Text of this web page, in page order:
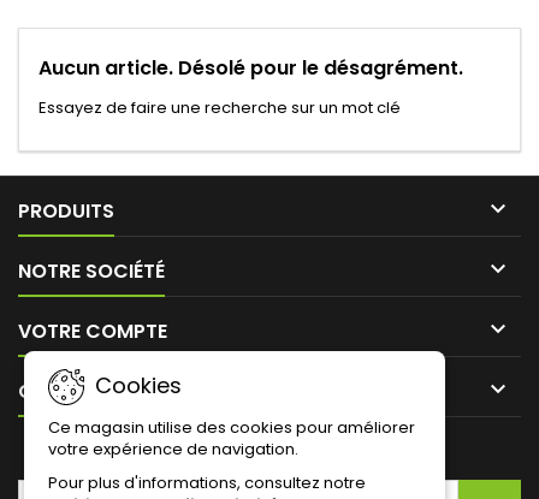
Aucun article. Désolé pour le désagrément.
Essayez de faire une recherche sur un mot clé
PRODUITS 
NOTRE SOCIÉTÉ 
VOTRE COMPTE 
CONTACT 
Cookies
Ce magasin utilise des cookies pour améliorer
votre expérience de navigation.
Pour plus d'informations, consultez notre
LETTRE D'INFORMATIONS